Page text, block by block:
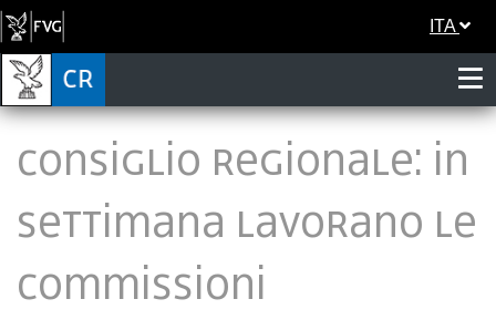
ITA
Consiglio regionale: in
settimana lavorano le
Commissioni